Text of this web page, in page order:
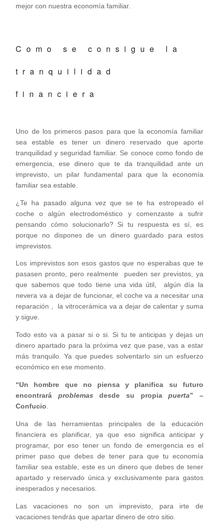
mejor con nuestra economía familiar.
Como se consigue la
tranquilidad
financiera
Uno de los primeros pasos para que la economía familiar
sea estable es tener un dinero reservado que aporte
tranquilidad y seguridad familiar. Se conoce como fondo de
emergencia, ese dinero que te da tranquilidad ante un
imprevisto, un pilar fundamental para que la economía
familiar sea estable.
¿Te ha pasado alguna vez que se te ha estropeado el
coche o algún electrodoméstico y comenzaste a sufrir
pensando cómo solucionarlo? Si tu respuesta es sí, es
porque no dispones de un dinero guardado para estos
imprevistos.
Los imprevistos son esos gastos que no esperabas que te
pasasen pronto, pero realmente pueden ser previstos, ya
que sabemos que todo tiene una vida útil, algún día la
nevera va a dejar de funcionar, el coche va a necesitar una
reparación , la vitrocerámica va a dejar de calentar y suma
y sigue.
Todo esto va a pasar si o si. Si tu te anticipas y dejas un
dinero apartado para la próxima vez que pase, vas a estar
más tranquilo. Ya que puedes solventarlo sin un esfuerzo
económico en ese momento.
“Un hombre que no piensa y planifica su futuro
encontrará problemas desde su propiapuerta” –
Confucio
Una de las herramientas principales de la educación
financiera es planificar, ya que eso significa anticipar y
programar, por eso tener un fondo de emergencia es el
primer paso que debes de tener para que tu economía
familiar sea estable, este es un dinero que debes de tener
apartado y reservado única y exclusivamente para gastos
inesperados y necesarios.
Las vacaciones no son un imprevisto, para irte de
vacaciones tendrás que apartar dinero de otro sitio.